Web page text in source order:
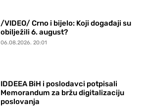
/VIDEO/ Crno i bijelo: Koji događaji su
obilježili 6. august?
06.08.2026. 20:01
IDDEEA BiH i poslodavci potpisali
Memorandum za bržu digitalizaciju
poslovanja